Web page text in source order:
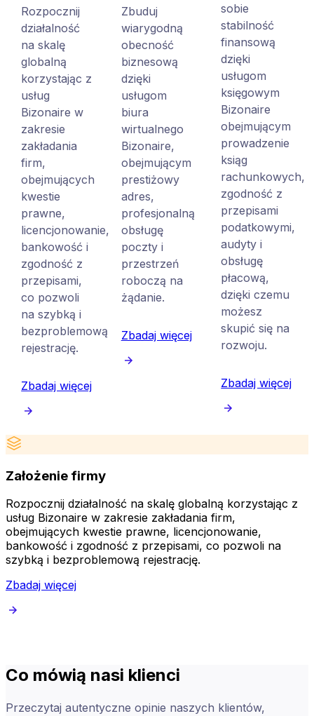
Rozpocznij
działalność
na skalę
globalną
korzystając z
usług
Bizonaire w
zakresie
zakładania
firm,
obejmujących
kwestie
prawne,
licencjonowanie,
bankowość i
zgodność z
przepisami,
co pozwoli
na szybką i
bezproblemową
rejestrację.
Zbadaj więcej
Zbuduj
wiarygodną
obecność
biznesową
dzięki
usługom
biura
wirtualnego
Bizonaire,
obejmującym
prestiżowy
adres,
profesjonalną
obsługę
poczty i
przestrzeń
roboczą na
żądanie.
Zbadaj więcej
sobie
stabilność
finansową
dzięki
usługom
księgowym
Bizonaire
obejmującym
prowadzenie
ksiąg
rachunkowych,
zgodność z
przepisami
podatkowymi,
audyty i
obsługę
płacową,
dzięki czemu
możesz
skupić się na
rozwoju.
Zbadaj więcej
Założenie firmy
Rozpocznij działalność na skalę globalną korzystając z
usług Bizonaire w zakresie zakładania firm,
obejmujących kwestie prawne, licencjonowanie,
bankowość i zgodność z przepisami, co pozwoli na
szybką i bezproblemową rejestrację.
Zbadaj więcej
Co mówią nasi klienci
Przeczytaj autentyczne opinie naszych klientów,